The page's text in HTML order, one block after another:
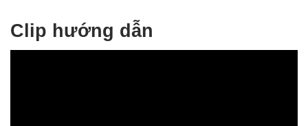
Clip hướng dẫn